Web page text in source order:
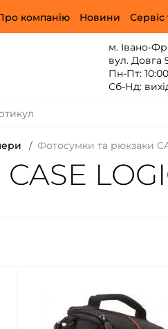
компанію Новини Сервіс
м. Івано-
вул. Довга
Пн-Пт:
Сб-Нд:
/ Фотосумки та рюкзаки